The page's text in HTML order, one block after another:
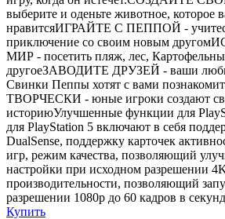
выберите и оденьте животное, которое
нравитсяИГРАЙТЕ С ПЕППОЙ -
приключение со своим новым
МИР - посетить пляж, лес,
другоеЗАВОДИТЕ ДРУЗЕЙ - ваши
Свинки Пеппы хотят с вами
ТВОРЧЕСКИ - юные игроки создают
историюУлучшенные функции для
для PlayStation 5 включают в себя
DualSense, поддержку карточек
игр, режим качества, позволяющий
настройки при исходном разрешении
производительности, позволяющий
разрешении 1080p до 60 кадров в
Купить